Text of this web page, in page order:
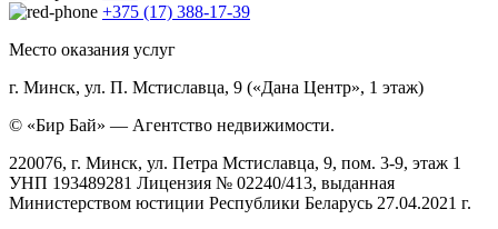
+375 (17) 388-17-39
Место оказания услуг
г. Минск, ул. П. Мстиславца, 9 («Дана Центр», 1 этаж)
© «Бир Бай» — Агентство недвижимости.
220076, г. Минск, ул. Петра Мстиславца, 9, пом. 3-9, этаж 1
УНП 193489281 Лицензия № 02240/413, выданная
Министерством юстиции Республики Беларусь 27.04.2021 г.